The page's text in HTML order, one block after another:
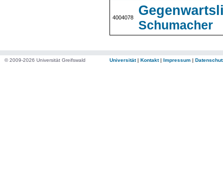
4004078
Schumacher
© 2009-2026 Universität Greifswald Universität| Kontakt| Impressum |